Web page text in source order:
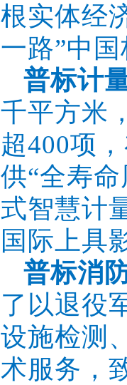
根实体经
一路”中
普标计
千平方米
超400项
供“全寿
式智慧计
国际上具
普标消
了以退役
设施检测
术服务，